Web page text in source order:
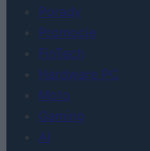
Porady
Promocje
FinTech
Hardware PC
Moto
Gaming
AI